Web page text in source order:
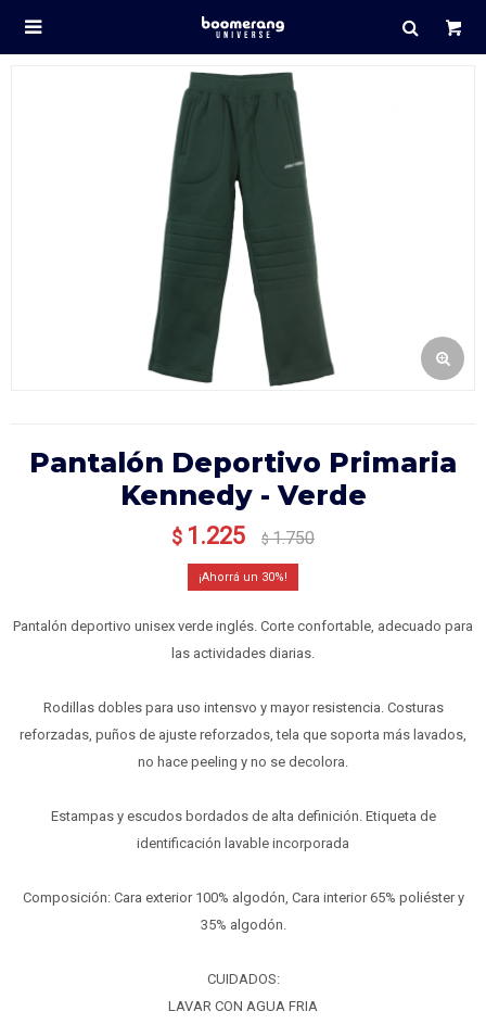

Pantalón Deportivo Primaria
Kennedy - Verde
$ 1.225 $ 1.750
30
Pantalón deportivo unisex verde inglés. Corte confortable, adecuado para
las actividades diarias.
Rodillas dobles para uso intensvo y mayor resistencia. Costuras
reforzadas, puños de ajuste reforzados, tela que soporta más lavados,
no hace peeling y no se decolora.
Estampas y escudos bordados de alta definición. Etiqueta de
identificación lavable incorporada
Composición: Cara exterior 100% algodón, Cara interior 65% poliéster y
35% algodón.
CUIDADOS:
LAVAR CON AGUA FRIA